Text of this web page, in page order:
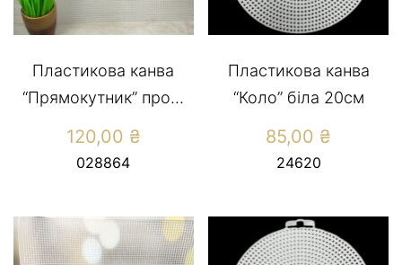
Пластикова канва
“Прямокутник” про...
120,00 ₴
028864
Пластикова канва
“Коло” біла 20см
85,00 ₴
24620